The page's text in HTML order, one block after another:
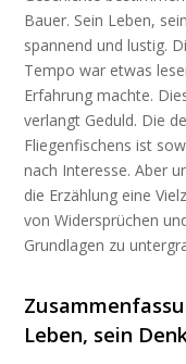
Bauer. Sein Leben,
spannend und lustig.
Tempo war etwas
Erfahrung machte.
verlangt Geduld. Die
Fliegenfischens ist
nach Interesse. Aber
die Erzählung eine
von Widersprüchen
Grundlagen zu
Leben, sein